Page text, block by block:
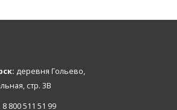
деревня Гольево,
стр. 3В
8 800 511 51 99